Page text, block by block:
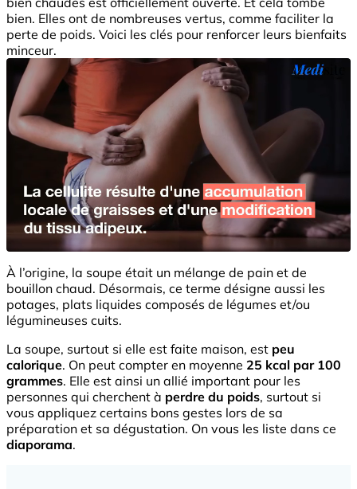
bien. Elles ont de nombreuses vertus, comme faciliter la
perte de poids. Voici les clés pour renforcer leurs bienfaits
minceur.
À l’origine, la soupe était un mélange de pain et de
bouillon chaud. Désormais, ce terme désigne aussi les
potages, plats liquides composés de légumes et/ou
légumineuses cuits.
La soupe, surtout si elle est faite maison, est peu
calorique. On peut compter en moyenne 25 kcal par 100
grammes. Elle est ainsi un allié important pour les
personnes qui cherchent à perdre du poids, surtout si
vous appliquez certains bons gestes lors de sa
préparation et sa dégustation. On vous les liste dans ce
diaporama.